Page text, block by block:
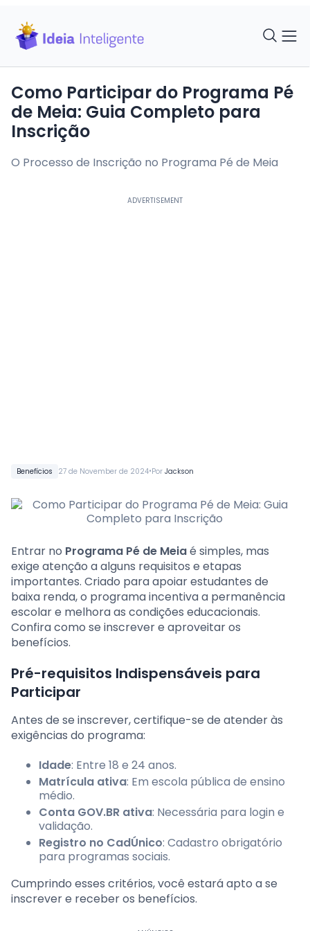
Benefícios 27 de November de 2024•Por Jackson
Como Participar do Programa Pé
de Meia: Guia Completo para
Inscrição
O Processo de Inscrição no Programa Pé de Meia
ADVERTISEMENT
Entrar no Programa Pé de Meiaé simples, mas
exige atenção a alguns requisitos e etapas
importantes. Criado para apoiar estudantes de
baixa renda, o programa incentiva a permanência
escolar e melhora as condições educacionais.
Confira como se inscrever e aproveitar os
benefícios.
Pré-requisitos Indispensáveis para
Participar
Antes de se inscrever, certifique-se de atender às
exigências do programa:
Idade: Entre 18 e 24 anos.
Matrícula ativa: Em escola pública de ensino
médio.
Conta GOV.BR ativa: Necessária para login e
validação.
Registro no CadÚnico: Cadastro obrigatório
para programas sociais.
Cumprindo esses critérios, você estará apto a se
inscrever e receber os benefícios.